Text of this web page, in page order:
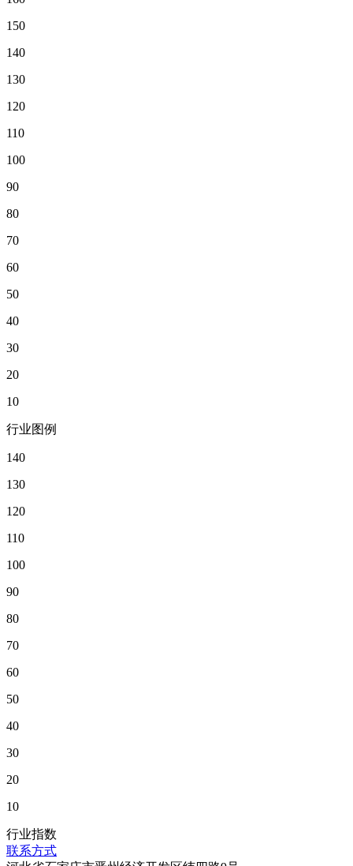
150
140
130
120
110
100
90
80
70
60
50
40
30
20
10
行业图例
140
130
120
110
100
90
80
70
60
50
40
30
20
10
行业指数
联系方式